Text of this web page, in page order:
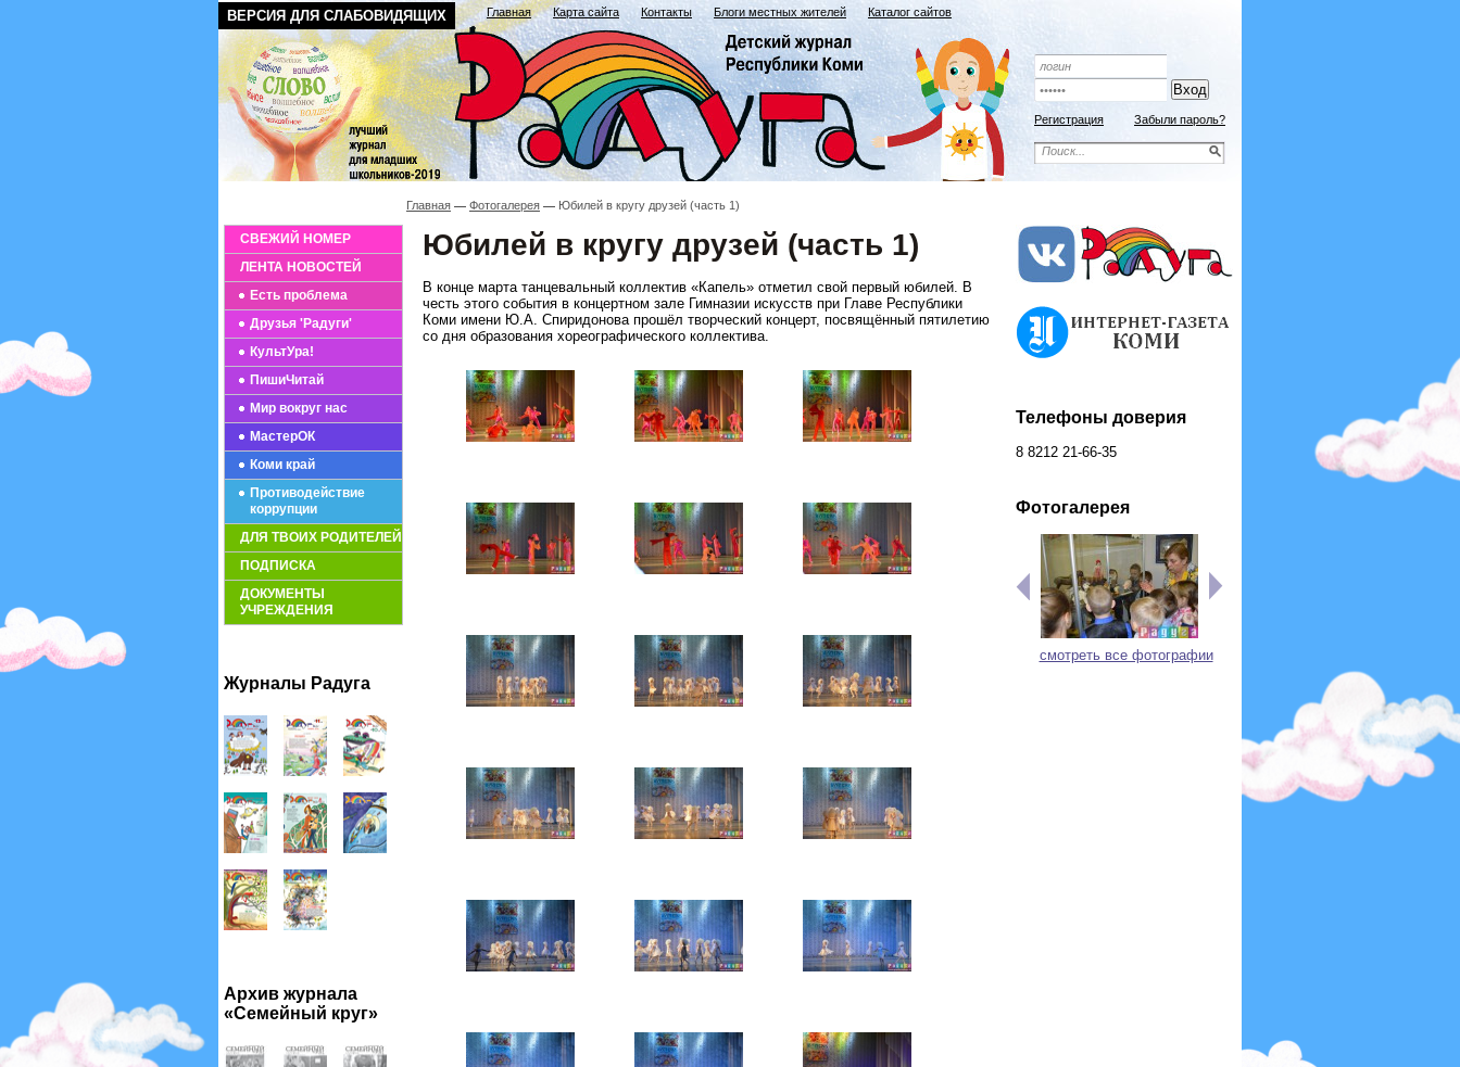
ВЕРСИЯ ДЛЯ СЛАБОВИДЯЩИХ Главная Карта сайта Контакты Блоги местных жителей Каталог сайтов
Регистрация Забыли пароль?
СВЕЖИЙ НОМЕР
ЛЕНТА НОВОСТЕЙ
Есть проблема
Друзья 'Радуги'
КультУра!
ПишиЧитай
Мир вокруг нас
МастерОК
Коми край
Противодействие
коррупции
ДЛЯ ТВОИХ РОДИТЕЛЕЙ
ПОДПИСКА
ДОКУМЕНТЫ
УЧРЕЖДЕНИЯ
Журналы Радуга
Архив журнала
«Семейный круг»
Главная Фотогалерея Юбилей в кругу друзей (часть 1)
Юбилей в кругу друзей (часть 1)
В конце марта танцевальный коллектив «Капель» отметил свой первый юбилей. В
честь этого события в концертном зале Гимназии искусств при Главе Республики
Коми имени Ю.А. Спиридонова прошёл творческий концерт, посвящённый пятилетию
со дня образования хореографического коллектива.
Телефоны доверия
8 8212 21-66-35
Фотогалерея
смотреть все фотографии